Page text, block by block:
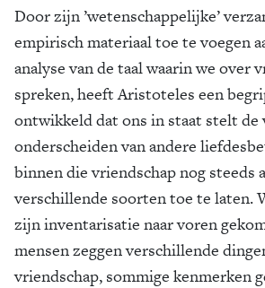
Door zijn ’wetenschappelijke’
empirisch materiaal toe te voegen
analyse van de taal waarin we over
spreken, heeft Aristoteles een
ontwikkeld dat ons in staat stelt de
onderscheiden van andere
binnen die vriendschap nog steeds
verschillende soorten toe te laten.
zijn inventarisatie naar voren
mensen zeggen verschillende
vriendschap, sommige kenmerken